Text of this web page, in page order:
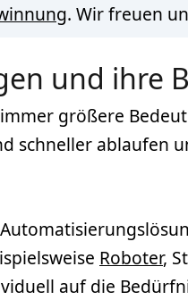
. Wir freuen
und ihre
größere
schneller
Roboter,
auf die